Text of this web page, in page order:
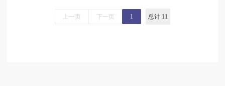
上一页 下一页 1 总计 11